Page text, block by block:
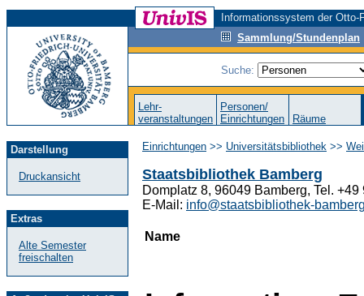
Informationssystem der
Sammlung/Stundenplan
Suche:
Lehr-
veranstaltungen
Personen/
Einrichtungen
Räume
Darstellung
Druckansicht
Extras
Alte Semester
freischalten
Einrichtungen >> Universitätsbibliothek >>
Staatsbibliothek Bamberg
Domplatz 8, 96049 Bamberg, Tel.
E-Mail: info@staatsbibliothek-
Name